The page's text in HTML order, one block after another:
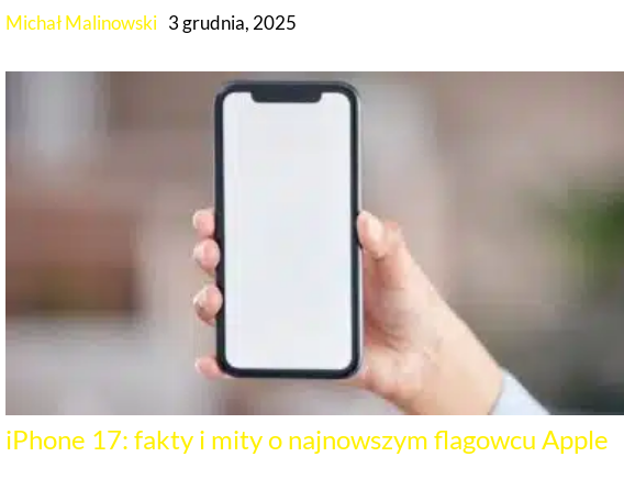
Michał Malinowski 3 grudnia, 2025
iPhone 17: fakty i mity o najnowszym flagowcu Apple